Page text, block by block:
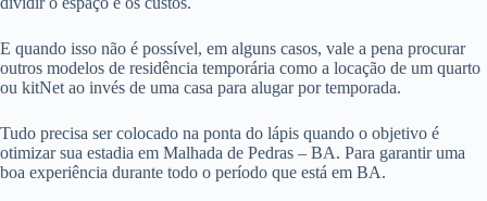
E quando isso não é possível, em alguns casos, vale a pena procurar
outros modelos de residência temporária como a locação de um quarto
ou kitNet ao invés de uma casa para alugar por temporada.
Tudo precisa ser colocado na ponta do lápis quando o objetivo é
otimizar sua estadia em Malhada de Pedras – BA. Para garantir uma
boa experiência durante todo o período que está em BA.